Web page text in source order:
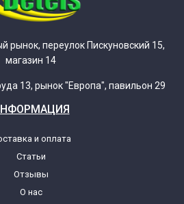
XAP
XAP
рынок, переулок Пискуновский 15,
магазин 14
13, рынок "Европа", павильон 29
и оплата
Статьи
Отзывы
О нас